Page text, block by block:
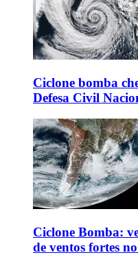
Ciclone bomba
Defesa Civil
Ciclone Bomba:
de ventos fortes